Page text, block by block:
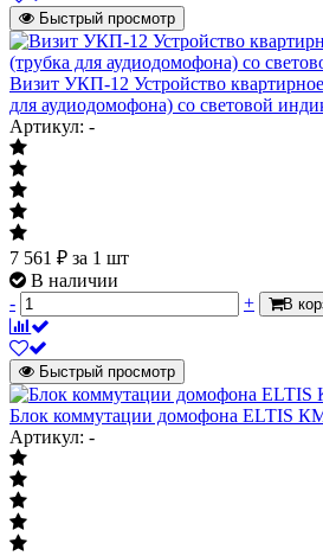
Быстрый просмотр
Визит УКП-12 Устройство
для аудиодомофона) со световой
Артикул: -
7 561 ₽ за 1 шт
В наличии
-
+ В
Быстрый просмотр
Блок коммутации домофона ELTIS
Артикул: -